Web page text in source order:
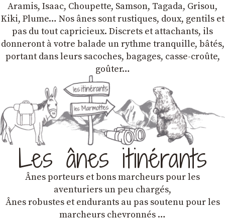
Aramis, Isaac, Choupette, Samson, Tagada, Grisou,
Kiki, Plume… Nos ânes sont rustiques, doux, gentils et
pas du tout capricieux. Discrets et attachants, ils
donneront à votre balade un rythme tranquille, bâtés,
portant dans leurs sacoches, bagages, casse-croûte,
goûter…
Les ânes itinérants
Ânes porteurs et bons marcheurs pour les
aventuriers un peu chargés,
Ânes robustes et endurants au pas soutenu pour les
marcheurs chevronnés …